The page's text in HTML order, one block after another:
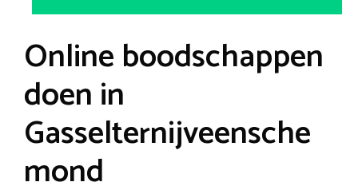
Online boodschappen
doen in
Gasselternijveensche
mond